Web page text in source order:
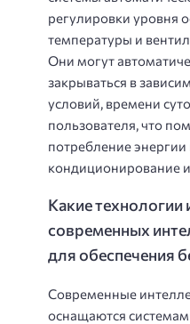
регулировки уровня
температуры и
Они могут
закрываться в
условий, времени
пользователя, что
потребление энергии
кондиционирование
Какие технологии
современных
для обеспечения
Современные
оснащаются